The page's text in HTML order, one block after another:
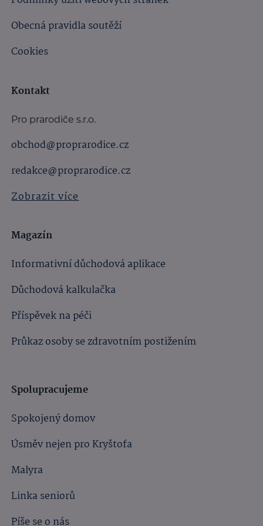
Obecná pravidla soutěží
Cookies
Kontakt
Pro prarodiče s.r.o.
obchod@proprarodice.cz
redakce@proprarodice.cz
Zobrazit více
Magazín
Informativní důchodová aplikace
Důchodová kalkulačka
Příspěvek na péči
Průkaz osoby se zdravotním postižením
Spolupracujeme
Spokojený domov
Úsměv nejen pro Kryštofa
Malyra
Linka seniorů
Píše se o nás